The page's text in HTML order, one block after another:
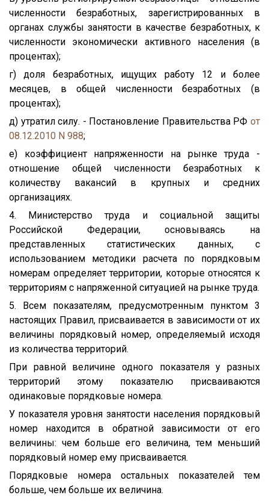
численности безработных, зарегистрированных в
органах службы занятости в качестве безработных, к
численности экономически активного населения (в
процентах);
г) доля безработных, ищущих работу 12 и более
месяцев, в общей численности безработных (в
процентах);
д) утратил силу. - Постановление Правительства РФ от
08.12.2010 N 988;
е) коэффициент напряженности на рынке труда -
отношение общей численности безработных к
количеству вакансий в крупных и средних
организациях.
4. Министерство труда и социальной защиты
Российской Федерации, основываясь на
представленных статистических данных, с
использованием методики расчета по порядковым
номерам определяет территории, которые относятся к
территориям с напряженной ситуацией на рынке труда.
5. Всем показателям, предусмотренным пунктом 3
настоящих Правил, присваивается в зависимости от их
величины порядковый номер, определяемый исходя
из количества территорий.
При равной величине одного показателя у разных
территорий этому показателю присваиваются
одинаковые порядковые номера.
У показателя уровня занятости населения порядковый
номер находится в обратной зависимости от его
величины: чем больше его величина, тем меньший
порядковый номер ему присваивается.
Порядковые номера остальных показателей тем
больше, чем больше их величина.